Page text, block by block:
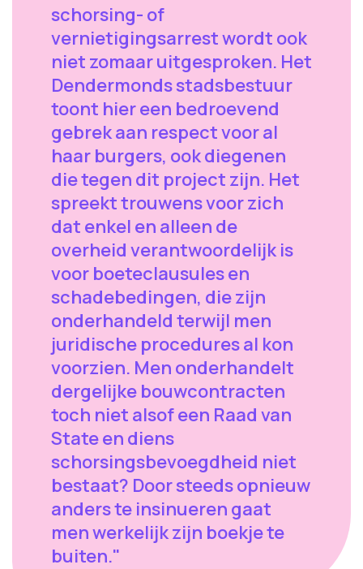
schorsing- of
vernietigingsarrest wordt ook
niet zomaar uitgesproken. Het
Dendermonds stadsbestuur
toont hier een bedroevend
gebrek aan respect voor al
haar burgers, ook diegenen
die tegen dit project zijn. Het
spreekt trouwens voor zich
dat enkel en alleen de
overheid verantwoordelijk is
voor boeteclausules en
schadebedingen, die zijn
onderhandeld terwijl men
juridische procedures al kon
voorzien. Men onderhandelt
dergelijke bouwcontracten
toch niet alsof een Raad van
State en diens
schorsingsbevoegdheid niet
bestaat? Door steeds opnieuw
anders te insinueren gaat
men werkelijk zijn boekje te
buiten."